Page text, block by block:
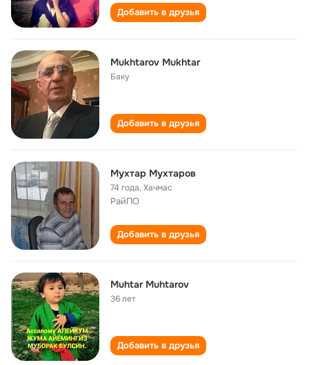
Добавить в друзья
Mukhtarov Mukhtar
Баку
Добавить в друзья
Мухтар Мухтаров
74 года,Хачмас
РайПО
Добавить в друзья
Muhtar Muhtarov
36 лет
Добавить в друзья